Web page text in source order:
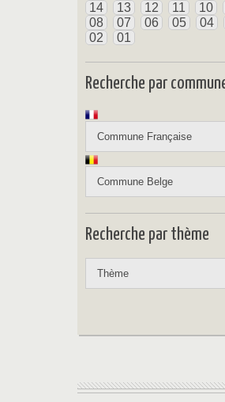
14
13 12 11 10
08
07 06 05 04
02
01
Recherche par
Recherche par thème